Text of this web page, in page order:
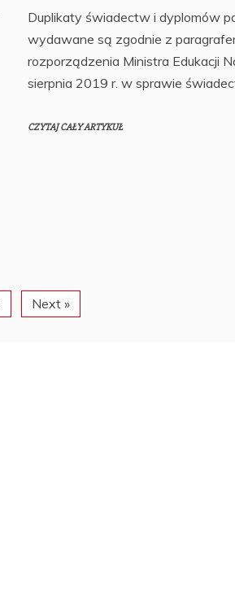
Duplikaty świadectw i dyplomów
wydawane są zgodnie z
rozporządzenia Ministra Edukacji
sierpnia 2019 r. w sprawie
CZYTAJ CAŁY ARTYKUŁ
Next »